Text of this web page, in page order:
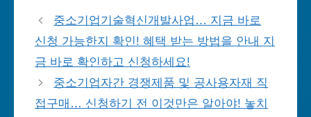
중소기업기술혁신개발사업… 지금 바로
신청 가능한지 확인! 혜택 받는 방법을 안내 지
금 바로 확인하고 신청하세요!
중소기업자간 경쟁제품 및 공사용자재 직
접구매… 신청하기 전 이것만은 알아야! 놓치